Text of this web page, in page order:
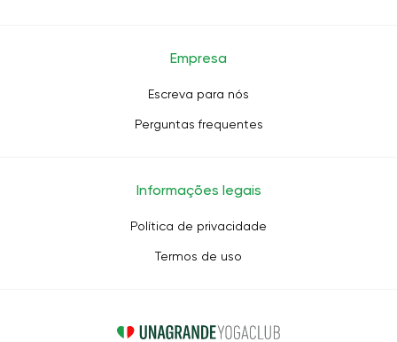
Empresa
Escreva para nós
Perguntas frequentes
Informações legais
Política de privacidade
Termos de uso